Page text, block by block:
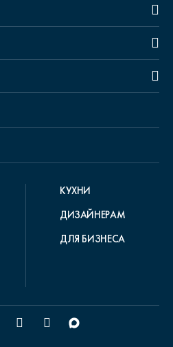
КУХНИ
ДИЗАЙНЕРАМ
ДЛЯ БИЗНЕСА